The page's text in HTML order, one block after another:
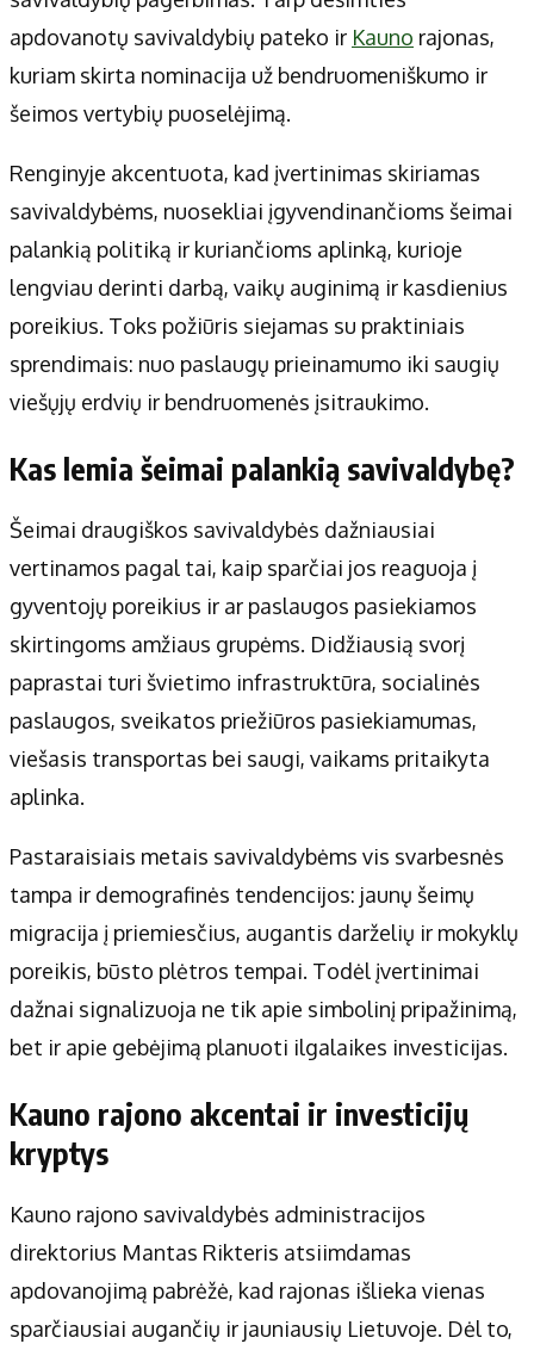
Apie mus
Autoriai
Kontaktai
Privatumo politika
Receptai
apdovanotų savivaldybių pateko ir Kauno rajonas,
kuriam skirta nominacija už bendruomeniškumo ir
šeimos vertybių puoselėjimą.
Renginyje akcentuota, kad įvertinimas skiriamas
savivaldybėms, nuosekliai įgyvendinančioms šeimai
palankią politiką ir kuriančioms aplinką, kurioje
lengviau derinti darbą, vaikų auginimą ir kasdienius
poreikius. Toks požiūris siejamas su praktiniais
sprendimais: nuo paslaugų prieinamumo iki saugių
viešųjų erdvių ir bendruomenės įsitraukimo.
Kas lemia šeimai palankią savivaldybę?
Šeimai draugiškos savivaldybės dažniausiai
vertinamos pagal tai, kaip sparčiai jos reaguoja į
gyventojų poreikius ir ar paslaugos pasiekiamos
skirtingoms amžiaus grupėms. Didžiausią svorį
paprastai turi švietimo infrastruktūra, socialinės
paslaugos, sveikatos priežiūros pasiekiamumas,
viešasis transportas bei saugi, vaikams pritaikyta
aplinka.
Pastaraisiais metais savivaldybėms vis svarbesnės
tampa ir demografinės tendencijos: jaunų šeimų
migracija į priemiesčius, augantis darželių ir mokyklų
poreikis, būsto plėtros tempai. Todėl įvertinimai
dažnai signalizuoja ne tik apie simbolinį pripažinimą,
bet ir apie gebėjimą planuoti ilgalaikes investicijas.
Kauno rajono akcentai ir investicijų
kryptys
Kauno rajono savivaldybės administracijos
direktorius Mantas Rikteris atsiimdamas
apdovanojimą pabrėžė, kad rajonas išlieka vienas
sparčiausiai augančių ir jauniausių Lietuvoje. Dėl to,